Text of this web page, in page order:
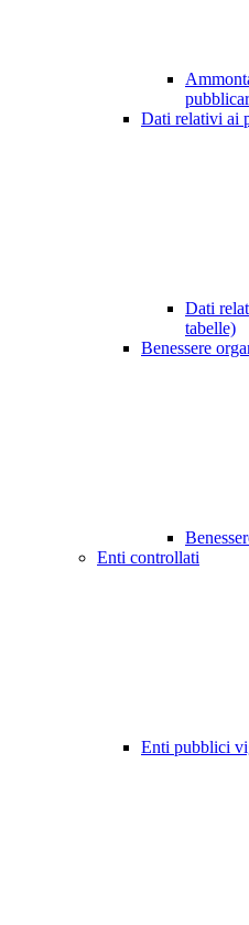
Dati relativi ai
Dati
tabelle)
Benessere
Enti controllati
Enti pubblici